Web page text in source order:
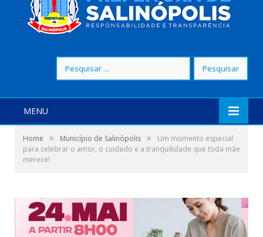
por:
MENU
Home » Município de Salinópolis »
Um momento especial
para celebrar o amor, o cuidado e a tranquilidade que toda mãe
merece!